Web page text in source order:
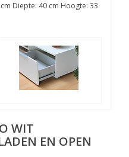
Diepte: 40 cm Hoogte: 33
WIT
EN OPEN